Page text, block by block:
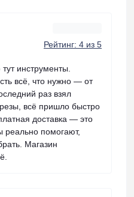
Рейтинг: 4 из 5
инструменты.
всё, что нужно — от
раз взял
всё пришло быстро
доставка — это
реально помогают,
Магазин